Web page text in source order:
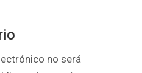
no será